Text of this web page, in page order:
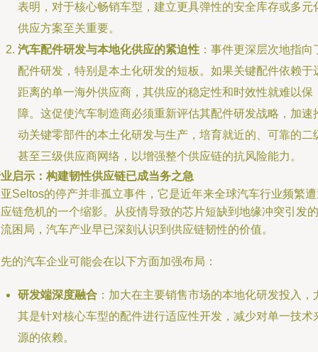
表明，对于核心畅销车型，建立更具弹性的安全库存或多元
供应方案至关重要。
汽车配件研发与本地化供应的紧迫性 ：事件更深层次地指向
配件研发，特别是本土化研发的短板。如果关键配件依赖于
距离的单一海外供应商，其供应的稳定性和时效性就难以保
障。这促使汽车制造商必须重新评估其配件研发战略，加速
动关键零部件的本土化研发与生产，培育就近的、可靠的二
甚至三级供应商网络，以增强整个供应链的抗风险能力。
启示：构建韧性供应链已成当务之急
Seltos的停产并非孤立事件，它是近年来全球汽车行业频繁
链危机的一个缩影。从疫情导致的芯片短缺到地缘冲突引发的
困局，汽车产业早已深刻认识到供应链韧性的价值。
的汽车企业可能会在以下方面加强布局：
研发端深度融合 ：加大在主要销售市场的本地化研发投入，
其是针对核心车型的配件进行适应性开发，减少对单一技术
源的依赖。